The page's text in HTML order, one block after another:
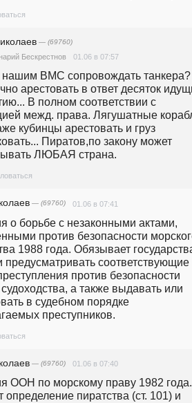
— (69760)
Бескрестнов 01.06 в 07:57
нашим ВМС сопровождать танкера?
арестовать в ответ десяток
В полном соответствии с
межд. права. Лягушатные
кубинцы арестовать и груз
Пиратов,по закону может
ЛЮБАЯ страна.
— (69760) 01.06 в 07:41
о борьбе с незаконными актами,
против безопасности
1988 года. Обязывает
предусматривать соответствующие
против безопасности
а также выдавать или
в судебном порядке
преступников.
— (69760) 01.06 в 07:40
ООН по морскому праву 1982 года.
пиратства (ст. 101) и